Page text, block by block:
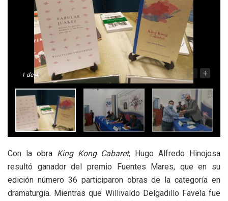
1 de 4 - +
Con la obra King Kong Cabaret, Hugo Alfredo Hinojosa
resultó ganador del premio Fuentes Mares, que en su
edición número 36 participaron obras de la categoría en
dramaturgia. Mientras que Willivaldo Delgadillo Favela fue